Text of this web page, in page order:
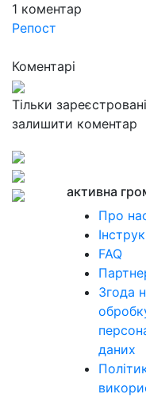
1 коментар
Репост
Коментарі
Тільки
залишити коментар
активна
Про
FAQ
Згода
даних